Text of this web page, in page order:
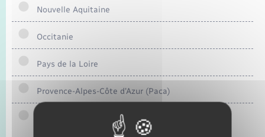
Nouvelle Aquitaine
Occitanie
Pays de la Loire
Provence-Alpes-Côte d'Azur (Paca)